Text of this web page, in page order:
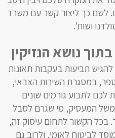
לשם כך ליצור קשר עם משרד
ושות'.
נושאהנזיקין
להגיש תביעות בעקבות תאונות
במסגרת השירות הצבאי,
לכם לתבוע גורמים שונים
המעסיק, מי שגרם לסבל
בכל הקשור לתחום עיסוק זה,
לביטוח לאומי, ולרוב גם